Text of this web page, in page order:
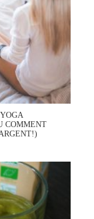
COMMENT